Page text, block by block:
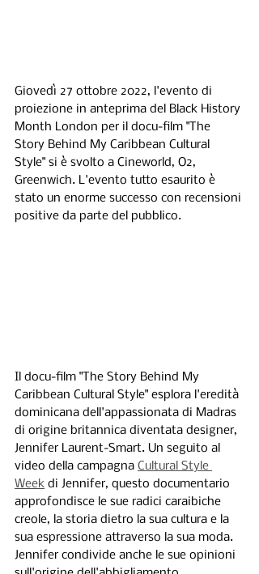
Giovedì 27 ottobre 2022, l'evento di
proiezione in anteprima del Black History
Month London per il docu-film "The
Story Behind My Caribbean Cultural
Style" si è svolto a Cineworld, O2,
Greenwich. L'evento tutto esaurito è
stato un enorme successo con recensioni
positive da parte del pubblico.
Il docu-film "The Story Behind My
Caribbean Cultural Style" esplora l'eredità
dominicana dell'appassionata di Madras
di origine britannica diventata designer,
Jennifer Laurent-Smart. Un seguito al
video della campagna Cultural Style
Week di Jennifer, questo documentario
approfondisce le sue radici caraibiche
creole, la storia dietro la sua cultura e la
sua espressione attraverso la sua moda.
Jennifer condivide anche le sue opinioni